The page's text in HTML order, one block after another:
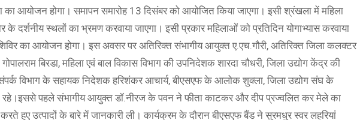
का आयोजन होगा। समापन समारोह 13 दिसंबर को आयोजित किया जाएगा। इसी श्रंखला में महिला
दर्शनीय स्थलों का भ्रमण करवाया जाएगा। इसी प्रकार महिलाओं को प्रतिदिन योगाभ्यास करवाया
का आयोजन होगा। इस अवसर पर अतिरिक्त संभागीय आयुक्त ए.एच.गौरी, अतिरिक्त जिला कलक्टर
बिरडा, महिला एवं बाल विकास विभाग की उपनिदेशक शारदा चौधरी, जिला उद्योग केंद्र की
विभाग के सहायक निदेशक हरिशंकर आचार्य, बीएसएफ के आलोक शुक्ला, जिला उद्योग संघ के
रहे।इससे पहले संभागीय आयुक्त डॉ.नीरज के पवन ने फीता काटकर और दीप प्रज्वलित कर मेले का
हुए उत्पादों के बारे में जानकारी ली। कार्यक्रम के दौरान बीएसएफ बैंड ने सुरमधुर स्वर लहरियां